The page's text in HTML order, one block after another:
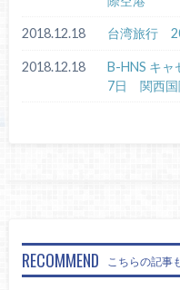
2018.12.18 台湾旅行
2018.12.18
B-HNS キ
7日 関西国
RECOMMEND こちらの記事